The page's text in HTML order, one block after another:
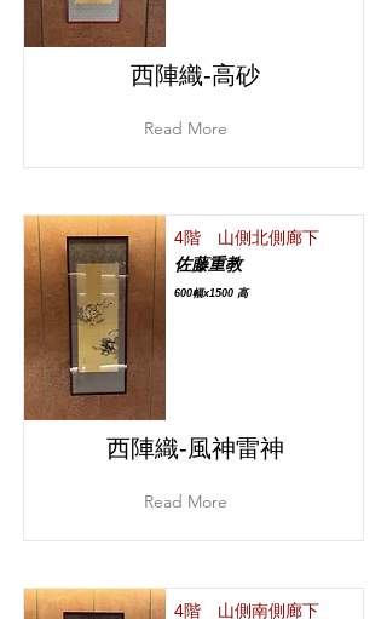
西陣織‐高砂
Read More
4階 山側北側廊下
佐藤重教
600幅x1500 高
西陣織‐風神雷神
Read More
4階 山側南側廊下